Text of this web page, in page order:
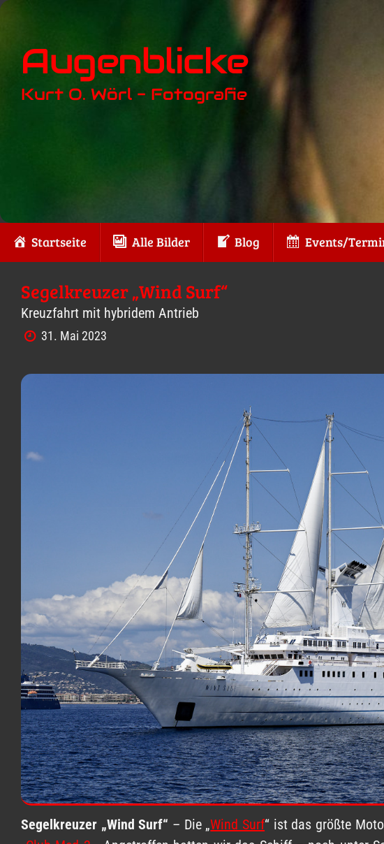
Zum
springenAugenblicke
Kurt O. Wörl - Fotografie
Inhalt
Startseite Alle Bilder Blog Events/
Segelkreuzer „Wind Surf“
Kreuzfahrt mit hybridem Antrieb
31. Mai 2023
Segelkreuzer „Wind Surf“ – Die „Wind Surf“ ist das größte